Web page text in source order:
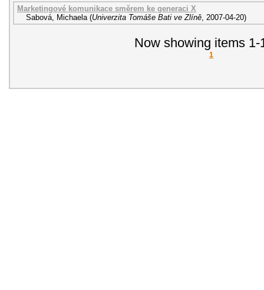
Marketingové komunikace směrem ke generaci X
Sabová, Michaela (Univerzita Tomáše Bati ve Zlíně 2007-04-20)
Now showing items 1-
1